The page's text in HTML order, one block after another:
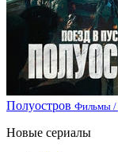
Полуостров Фильмы /
Новые сериалы